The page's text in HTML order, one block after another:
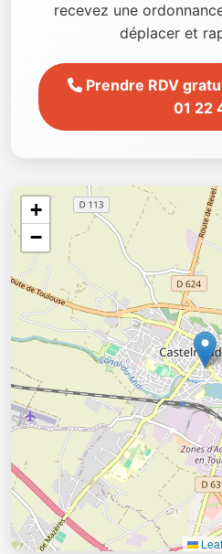
recevez une
déplacer et
Prendre RDV
01 22
+
−